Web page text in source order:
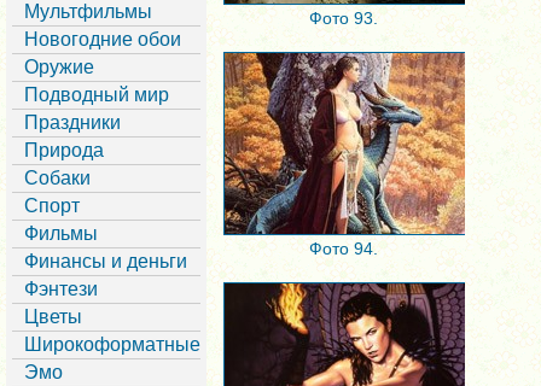
Мультфильмы
Новогодние обои
Оружие
Подводный мир
Праздники
Природа
Собаки
Спорт
Фильмы
Финансы и деньги
Фэнтези
Цветы
Широкоформатные
Эмо
Фото 93.
Фото 94.